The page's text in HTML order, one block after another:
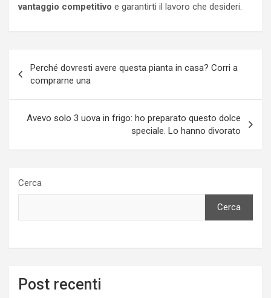
vantaggio competitivo e garantirti il lavoro che desideri.
articoli
Perché dovresti avere questa pianta in casa? Corri a
comprarne una
Avevo solo 3 uova in frigo: ho preparato questo dolce
speciale. Lo hanno divorato
Cerca
Cerca
Post recenti